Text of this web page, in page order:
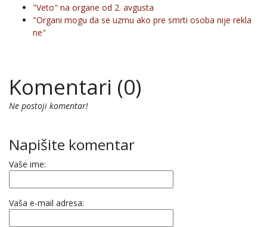
"Veto" na organe od 2. avgusta
"Organi mogu da se uzmu ako pre smrti osoba nije rekla
ne"
Komentari (0)
Ne postoji komentar!
Napišite komentar
Vaše ime:
Vaša e-mail adresa: